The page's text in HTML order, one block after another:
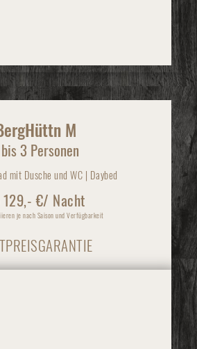
M
3 Personen
mit Dusche und WC | Daybed
129,- €/ Nacht
je nach Saison und Verfügbarkeit